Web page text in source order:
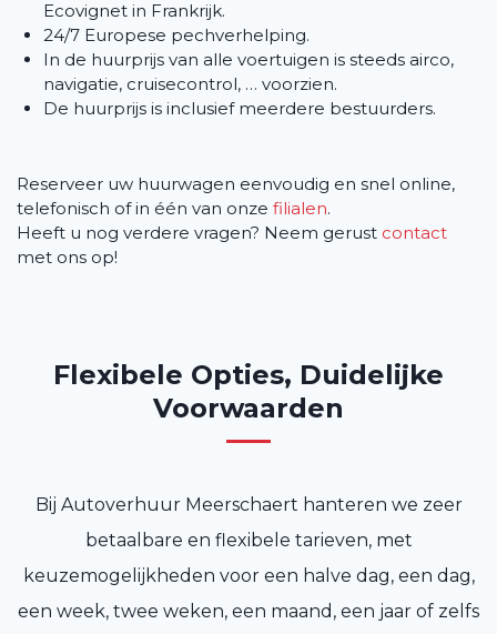
Ecovignet in Frankrijk.
24/7 Europese pechverhelping.
In de huurprijs van alle voertuigen is steeds airco,
navigatie, cruisecontrol, … voorzien.
De huurprijs is inclusief meerdere bestuurders.
Reserveer uw huurwagen eenvoudig en snel online,
telefonisch of in één van onze filialen.
Heeft u nog verdere vragen? Neem gerust contact
met ons op!
Flexibele Opties, Duidelijke
Voorwaarden
Bij Autoverhuur Meerschaert hanteren we zeer
betaalbare en flexibele tarieven, met
keuzemogelijkheden voor een halve dag, een dag,
een week, twee weken, een maand, een jaar of zelfs